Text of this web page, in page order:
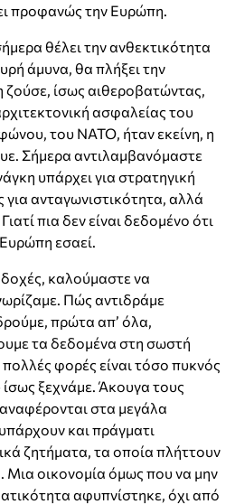
προφανώς την Ευρώπη.
θέλει την ανθεκτικότητα
άμυνα, θα πλήξει την
ζούσε, ίσως αιθεροβατώντας,
ασφαλείας του
του ΝΑΤΟ, ήταν εκείνη, η
Σήμερα αντιλαμβανόμαστε
υπάρχει για στρατηγική
ανταγωνιστικότητα, αλλά
πια δεν είναι δεδομένο ότι
εσαεί.
καλούμαστε να
Πώς αντιδράμε
πρώτα απ’ όλα,
τα δεδομένα στη σωστή
φορές είναι τόσο πυκνός
ξεχνάμε. Άκουγα τους
στα μεγάλα
και πράγματι
ζητήματα, τα οποία πλήττουν
Μια οικονομία όμως που να μην
αφυπνίστηκε, όχι από